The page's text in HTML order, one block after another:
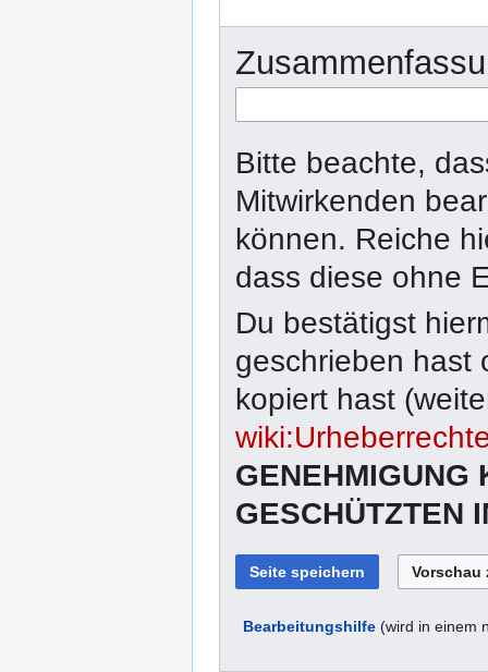
Bitte beachte,
Mitwirkenden
können. Reiche
dass diese ohne
Du bestätigst
geschrieben hast
kopiert hast
GENEHMIGUNG
GESCHÜTZTEN
Bearbeitungshilfe (wird in einem